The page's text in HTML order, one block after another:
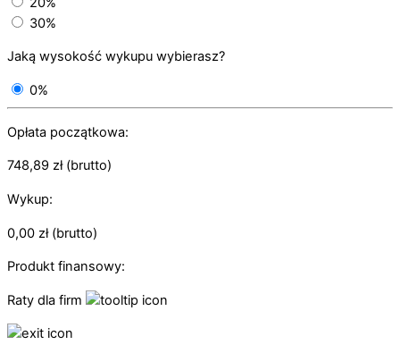
30%
Jaką wysokość wykupu wybierasz?
0%
Opłata początkowa:
748,89 zł(brutto)
Wykup:
0,00 zł(brutto)
Produkt finansowy:
Raty dla firm